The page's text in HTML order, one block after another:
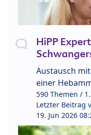
HiPP
Austausch
einer
590 Themen /
Letzter Beitrag
19. Jun 2026